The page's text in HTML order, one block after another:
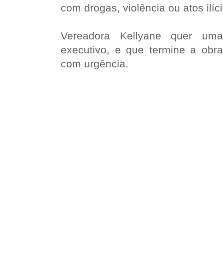
com drogas, violência ou atos
Vereadora Kellyane quer
executivo, e que termine a
com urgência.